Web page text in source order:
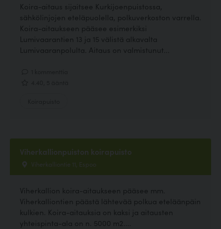
Koira-aitaus sijaitsee Kurkijoenpuistossa,
sähkölinjojen eteläpuolella, polkuverkoston varrella.
Koira-aitaukseen pääsee esimerkiksi
Lumivaarantien 13 ja 15 välistä alkavalta
Lumivaaranpolulta. Aitaus on valmistunut...
Viherkallionpuiston koirapuisto
Viherkalliontie 11, Espoo
Viherkallion koira-aitaukseen pääsee mm.
Viherkalliontien päästä lähtevää polkua eteläänpäin
kulkien. Koira-aitauksia on kaksi ja aitausten
yhteispinta-ala on n. 5000 m2....